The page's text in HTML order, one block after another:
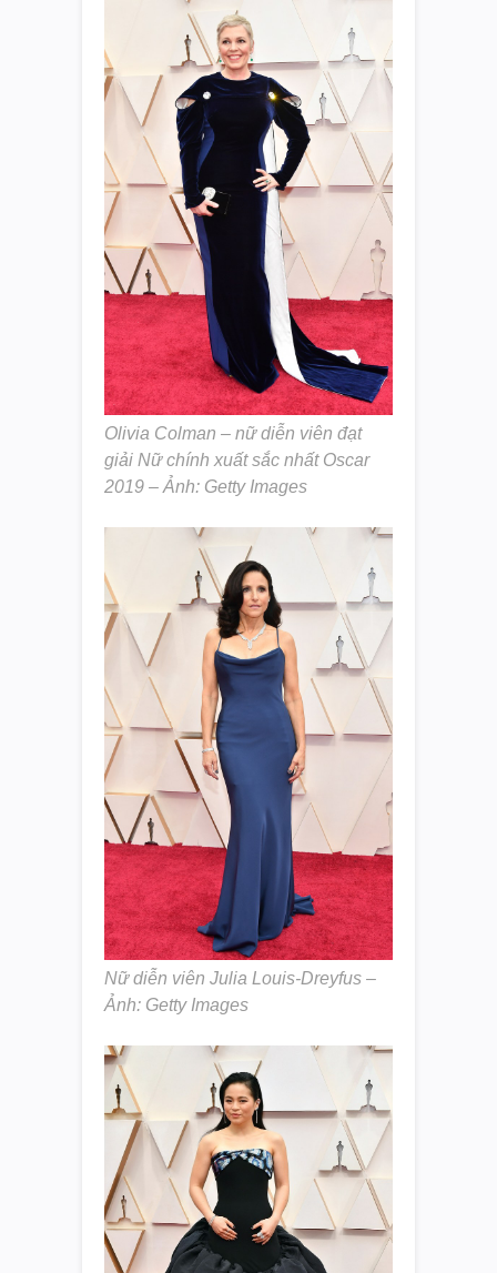
Olivia Colman – nữ diễn viên đạt
giải Nữ chính xuất sắc nhất Oscar
2019 – Ảnh: Getty Images
Nữ diễn viên Julia Louis-Dreyfus –
Ảnh: Getty Images